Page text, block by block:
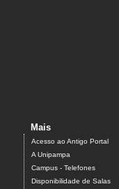
Mais
Acesso ao Antigo Portal
A Unipampa
Campus - Telefones
Disponibilidade de Salas